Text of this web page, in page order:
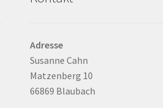
Adresse
Susanne Cahn
Matzenberg 10
66869 Blaubach